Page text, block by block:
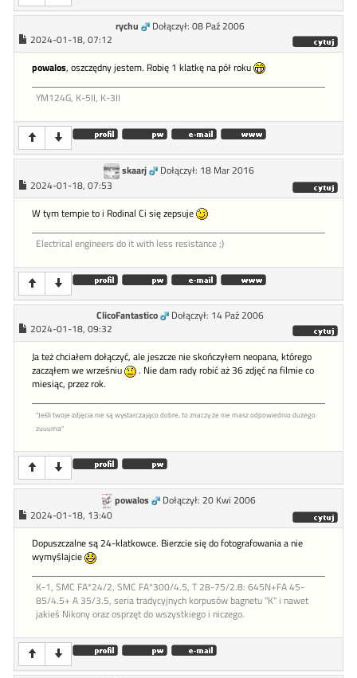
rychu
Dołączył: 08 Paź 2006
2024-01-18, 07:12
powalos, oszczędny jestem. Robię 1 klatkę na pół roku
YM124G, K-5II, K-3II
skaarj
Dołączył: 18 Mar 2016
2024-01-18, 07:53
W tym tempie to i Rodinal Ci się zepsuje
Electrical engineers do it with less resistance ;)
ClicoFantastico
Dołączył: 14 Paź 2006
2024-01-18, 09:32
Ja też chciałem dołączyć, ale jeszcze nie skończyłem neopana, którego
zacząłem we wrześniu
. Nie dam rady robić aż 36 zdjęć na filmie co
miesiąc, przez rok.
"Jeśli twoje zdjęcia nie są wystarczająco dobre, to znaczy że nie masz odpowiednio dużego
zuuuma"
powalos
Dołączył: 20 Kwi 2006
2024-01-18, 13:40
Dopuszczalne są 24-klatkowce. Bierzcie się do fotografowania a nie
wymyślajcie
K-1, SMC FA*24/2, SMC FA*300/4.5, T 28-75/2.8: 645N+FA 45-
85/4.5+ A 35/3.5, seria tradycyjnych korpusów bagnetu "K" i nawet
jakieś Nikony oraz osprzęt do wszystkiego i niczego.